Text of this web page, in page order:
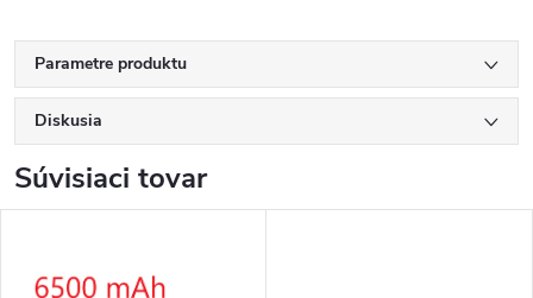
Parametre produktu
Diskusia
Súvisiaci tovar